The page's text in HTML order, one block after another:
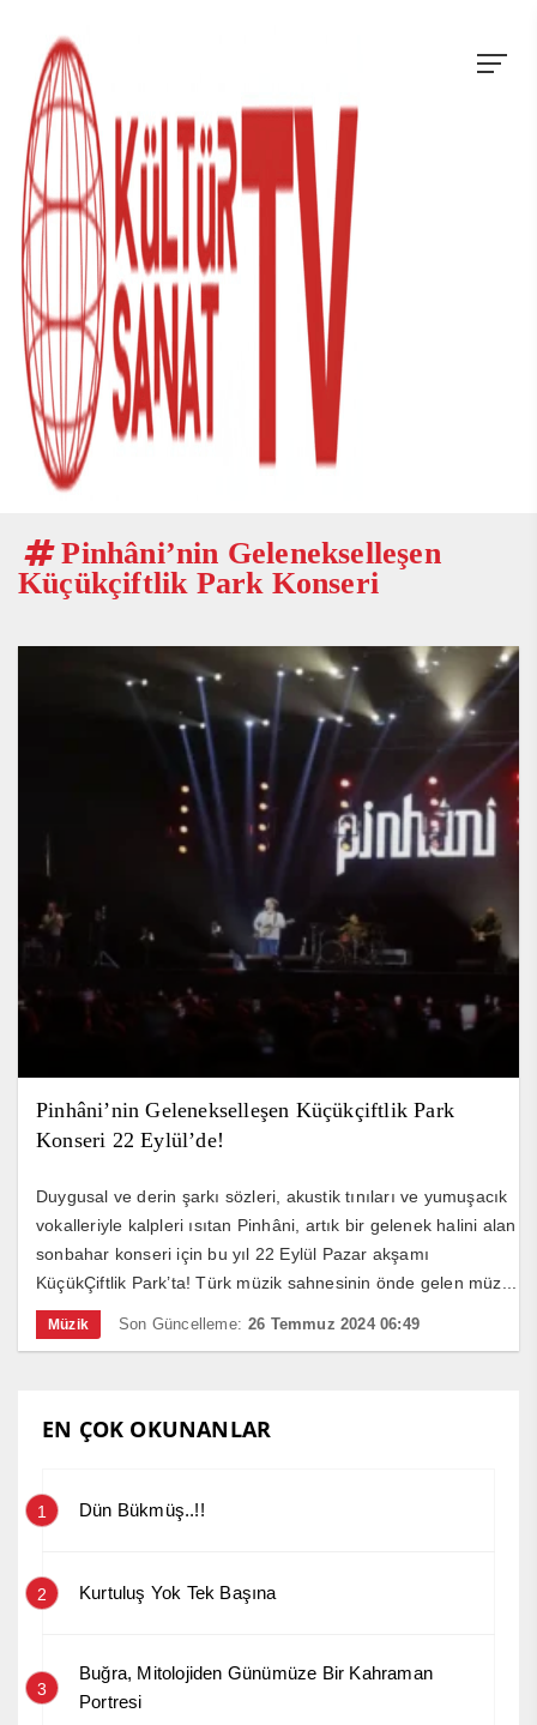
Pinhâni’nin Gelenekselleşen
Küçükçiftlik Park Konseri
Pinhâni’nin Gelenekselleşen Küçükçiftlik Park
Konseri 22 Eylül’de!
Duygusal ve derin şarkı sözleri, akustik tınıları ve yumuşacık
vokalleriyle kalpleri ısıtan Pinhâni, artık bir gelenek halini alan
sonbahar konseri için bu yıl 22 Eylül Pazar akşamı
KüçükÇiftlik Park’ta! Türk müzik sahnesinin önde gelen müz...
Müzik Son Güncelleme: 26 Temmuz 2024 06:49
EN ÇOK OKUNANLAR
1 Dün Bükmüş..!!
2 Kurtuluş Yok Tek Başına
3
Buğra, Mitolojiden Günümüze Bir Kahraman
Portresi